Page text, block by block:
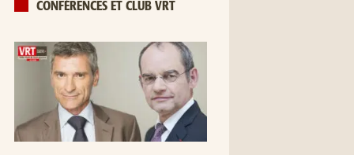
CONFÉRENCES ET CLUB VRT